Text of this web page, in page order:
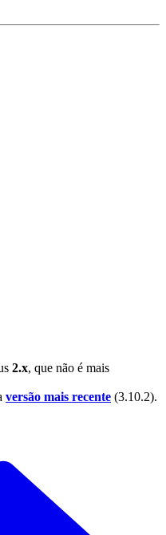
2.x, que não é mais
versão mais recente (3.10.2).